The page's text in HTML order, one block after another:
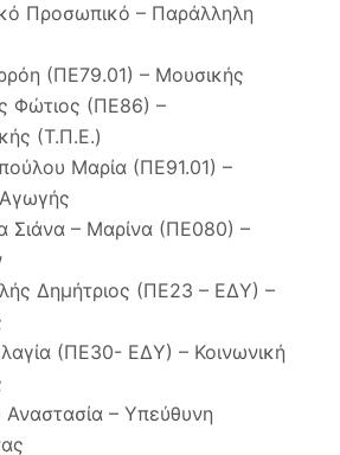
Προσωπικό – Παράλληλη
(ΠΕ79.01) – Μουσικής
Φώτιος (ΠΕ86) –
(Τ.Π.Ε.)
Μαρία (ΠΕ91.01) –
Σιάνα – Μαρίνα (ΠΕ080) –
Δημήτριος (ΠΕ23 – ΕΔΥ) –
(ΠΕ30- ΕΔΥ) – Κοινωνική
– Υπεύθυνη